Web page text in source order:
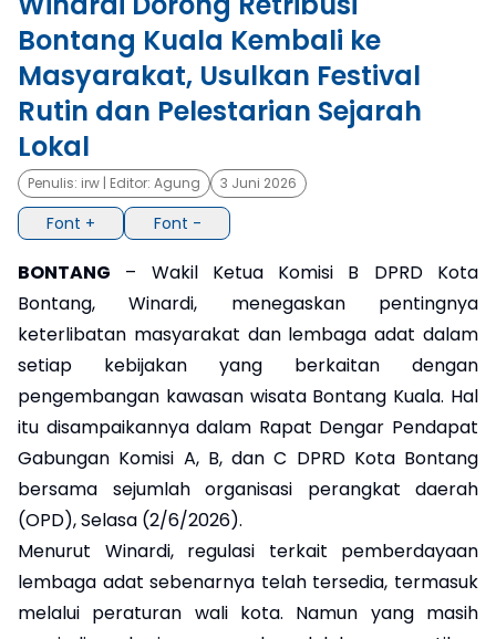
×
Bontang Kuala Kembali ke
Masyarakat, Usulkan Festival
Rutin dan Pelestarian Sejarah
Lokal
Penulis: irw | Editor: Agung 3 Juni 2026
Font + Font -
BONTANG – Wakil Ketua Komisi B DPRD Kota
Bontang, Winardi, menegaskan pentingnya
keterlibatan masyarakat dan lembaga adat dalam
setiap kebijakan yang berkaitan dengan
pengembangan kawasan wisata Bontang Kuala. Hal
itu disampaikannya dalam Rapat Dengar Pendapat
Gabungan Komisi A, B, dan C DPRD Kota Bontang
bersama sejumlah organisasi perangkat daerah
(OPD), Selasa (2/6/2026).
Menurut Winardi, regulasi terkait pemberdayaan
lembaga adat sebenarnya telah tersedia, termasuk
melalui peraturan wali kota. Namun yang masih